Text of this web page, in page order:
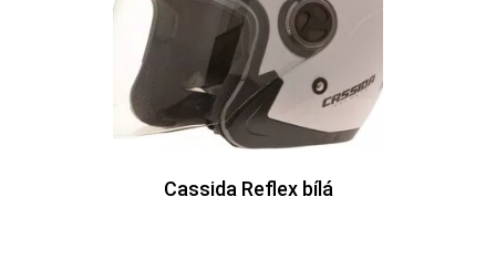
Cassida Reflex bílá